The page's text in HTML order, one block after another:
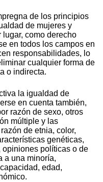
de los principios
de mujeres y
lugar, como derecho
en todos los campos en
responsabilidades, lo
cualquier forma de
o indirecta.
la igualdad de
en cuenta también,
razón de sexo, otros
múltiple y las
de etnia, color,
genéticas,
opiniones políticas o de
a una minoría,
edad,